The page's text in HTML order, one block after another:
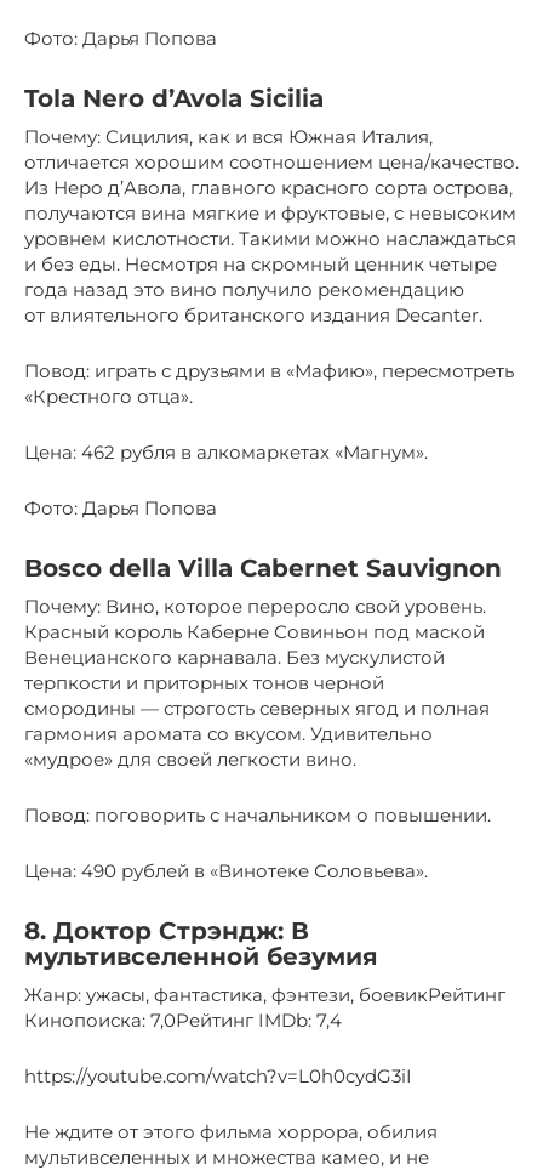
Фото: Дарья Попова
Tola Nero d’Avola Sicilia
Почему: Сицилия, как и вся Южная Италия,
отличается хорошим соотношением цена/качество.
Из Неро д’Авола, главного красного сорта острова,
получаются вина мягкие и фруктовые, с невысоким
уровнем кислотности. Такими можно наслаждаться
и без еды. Несмотря на скромный ценник четыре
года назад это вино получило рекомендацию
от влиятельного британского издания Decanter.
Повод: играть с друзьями в «Мафию», пересмотреть
«Крестного отца».
Цена: 462 рубля в алкомаркетах «Магнум».
Фото: Дарья Попова
Bosco della Villa Cabernet Sauvignon
Почему: Вино, которое переросло свой уровень.
Красный король Каберне Совиньон под маской
Венецианского карнавала. Без мускулистой
терпкости и приторных тонов черной
смородины — строгость северных ягод и полная
гармония аромата со вкусом. Удивительно
«мудрое» для своей легкости вино.
Повод: поговорить с начальником о повышении.
Цена: 490 рублей в «Винотеке Соловьева».
8. Доктор Стрэндж: В
мультивселенной безумия
Жанр: ужасы, фантастика, фэнтези, боевикРейтинг
Кинопоиска: 7,0Рейтинг IMDb: 7,4
https://youtube.com/watch?v=L0h0cydG3iI
Не ждите от этого фильма хоррора, обилия
мультивселенных и множества камео, и не